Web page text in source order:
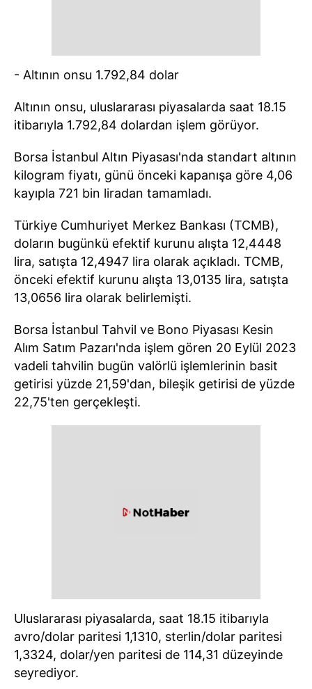
- Altının onsu 1.792,84 dolar
Altının onsu, uluslararası piyasalarda saat 18.15
itibarıyla 1.792,84 dolardan işlem görüyor.
Borsa İstanbul Altın Piyasası'nda standart altının
kilogram fiyatı, günü önceki kapanışa göre 4,06
kayıpla 721 bin liradan tamamladı.
Türkiye Cumhuriyet Merkez Bankası (TCMB),
doların bugünkü efektif kurunu alışta 12,4448
lira, satışta 12,4947 lira olarak açıkladı. TCMB,
önceki efektif kurunu alışta 13,0135 lira, satışta
13,0656 lira olarak belirlemişti.
Borsa İstanbul Tahvil ve Bono Piyasası Kesin
Alım Satım Pazarı'nda işlem gören 20 Eylül 2023
vadeli tahvilin bugün valörlü işlemlerinin basit
getirisi yüzde 21,59'dan, bileşik getirisi de yüzde
22,75'ten gerçekleşti.
Uluslararası piyasalarda, saat 18.15 itibarıyla
avro/dolar paritesi 1,1310, sterlin/dolar paritesi
1,3324, dolar/yen paritesi de 114,31 düzeyinde
seyrediyor.